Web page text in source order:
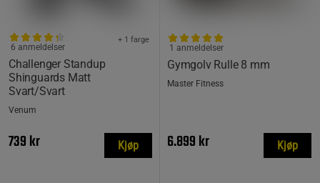
Challenger Standup
Shinguards Matt
Svart/Svart
+ 1 farge
6 anmeldelser
Venum
739 kr Kjøp
Gymgolv Rulle 8 mm
1 anmeldelser
Master Fitness
6.899 kr Kjøp